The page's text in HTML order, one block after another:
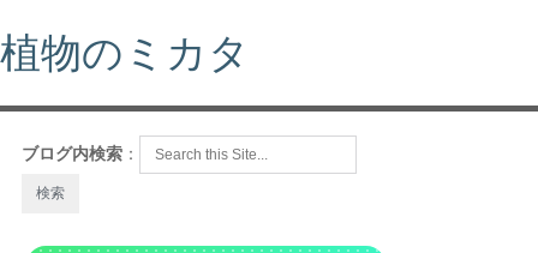
植物のミカタ
ブログ内検索 ：